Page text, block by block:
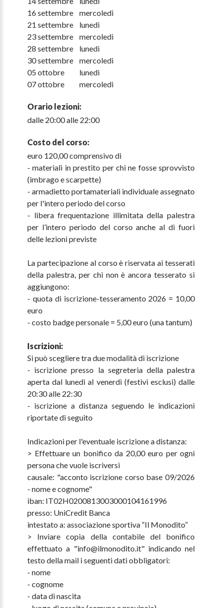
16 settembre mercoledi
21 settembre lunedi
23 settembre mercoledi
28 settembre lunedi
30 settembre mercoledi
05 ottobre lunedi
07 ottobre mercoledi
Orario lezioni:
dalle 20:00 alle 22:00
Costo del corso:
euro 120,00 comprensivo di
- materiali in prestito per chi ne fosse sprovvisto
(imbrago e scarpette)
- armadietto portamateriali individuale assegnato
per l'intero periodo del corso
- libera frequentazione illimitata della palestra
per l’intero periodo del corso anche al di fuori
delle lezioni previste
La partecipazione al corso è riservata ai tesserati
della palestra, per chi non è ancora tesserato si
aggiungono:
- quota di iscrizione-tesseramento 2026 = 10,00
euro
- costo badge personale = 5,00 euro (una tantum)
Iscrizioni:
Si può scegliere tra due modalità di iscrizione
- iscrizione presso la segreteria della palestra
aperta dal lunedi al venerdi (festivi esclusi) dalle
20:30 alle 22:30
- iscrizione a distanza seguendo le indicazioni
riportate di seguito
Indicazioni per l'eventuale iscrizione a distanza:
> Effettuare un bonifico da 20,00 euro per ogni
persona che vuole iscriversi
causale: "acconto iscrizione corso base 09/2026
- nome e cognome"
iban: IT02H0200813003000104161996
presso: UniCredit Banca
intestato a: associazione sportiva “Il Monodito”
> Inviare copia della contabile del bonifico
effettuato a "info@ilmonodito.it" indicando nel
testo della mail i seguenti dati obbligatori:
- nome
- cognome
- data di nascita